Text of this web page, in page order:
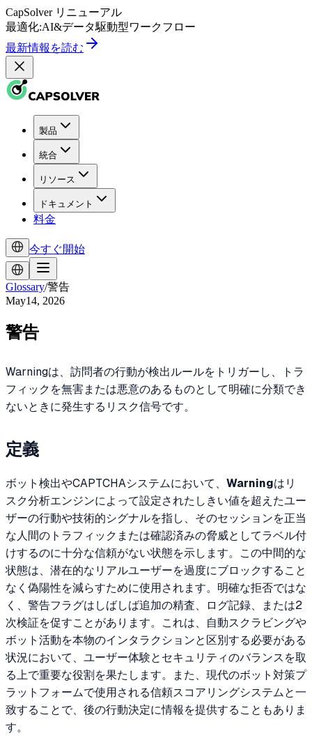
CapSolver リニューアル
最適化:AI&データ駆動型ワークフロー
最新情報を読む
製品
統合
リソース
ドキュメント
料金
今すぐ開始
Glossary/警告
May14, 2026
警告
Warningは、訪問者の行動が検出ルールをトリガーし、トラ
フィックを無害または悪意のあるものとして明確に分類でき
ないときに発生するリスク信号です。
定義
ボット検出やCAPTCHAシステムにおいて、 Warningはリ
スク分析エンジンによって設定されたしきい値を超えたユー
ザーの行動や技術的シグナルを指し、そのセッションを正当
な人間のトラフィックまたは確認済みの脅威としてラベル付
けするのに十分な信頼がない状態を示します。この中間的な
状態は、潜在的なリアルユーザーを過度にブロックすること
なく偽陽性を減らすために使用されます。明確な拒否ではな
く、警告フラグはしばしば追加の精査、ログ記録、または2
次検証を促すことがあります。これは、自動スクラビングや
ボット活動を本物のインタラクションと区別する必要がある
状況において、ユーザー体験とセキュリティのバランスを取
る上で重要な役割を果たします。また、現代のボット対策プ
ラットフォームで使用される信頼スコアリングシステムと一
致することで、後の行動決定に情報を提供することもありま
す。